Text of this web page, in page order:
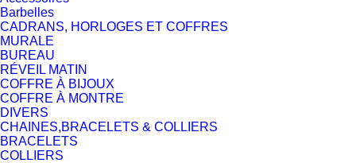
Barbelles
CADRANS, HORLOGES ET COFFRES
MURALE
BUREAU
RÉVEIL MATIN
COFFRE À BIJOUX
COFFRE À MONTRE
DIVERS
CHAINES,BRACELETS & COLLIERS
BRACELETS
COLLIERS